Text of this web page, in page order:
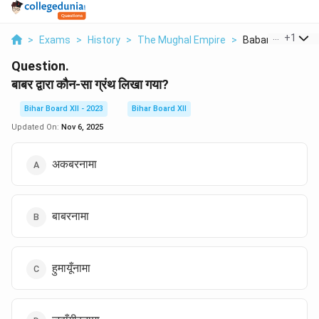
> Exams > History > The Mughal Empire > Babar Dwara
+1
Question.
बाबर द्वारा कौन-सा ग्रंथ लिखा गया?
Bihar Board XII - 2023
Bihar Board XII
Updated On: Nov 6, 2025
अकबरनामा
बाबरनामा
हुमायूँनामा